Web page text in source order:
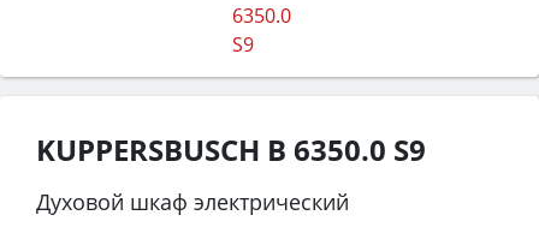
KUPPERSBUSCH B 6350.0 S9
Духовой шкаф электрический